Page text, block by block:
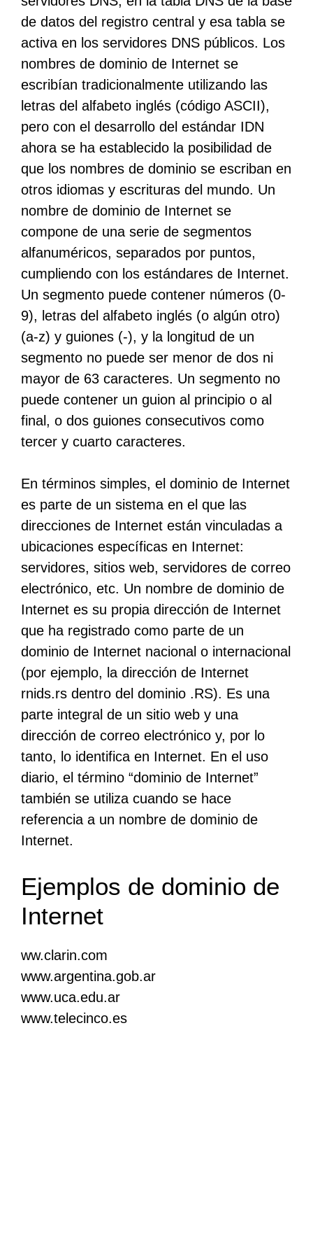
de datos del registro central y esa tabla se
activa en los servidores DNS públicos. Los
nombres de dominio de Internet se
escribían tradicionalmente utilizando las
letras del alfabeto inglés (código ASCII),
pero con el desarrollo del estándar IDN
ahora se ha establecido la posibilidad de
que los nombres de dominio se escriban en
otros idiomas y escrituras del mundo. Un
nombre de dominio de Internet se
compone de una serie de segmentos
alfanuméricos, separados por puntos,
cumpliendo con los estándares de Internet.
Un segmento puede contener números (0-
9), letras del alfabeto inglés (o algún otro)
(a-z) y guiones (-), y la longitud de un
segmento no puede ser menor de dos ni
mayor de 63 caracteres. Un segmento no
puede contener un guion al principio o al
final, o dos guiones consecutivos como
tercer y cuarto caracteres.
En términos simples, el dominio de Internet
es parte de un sistema en el que las
direcciones de Internet están vinculadas a
ubicaciones específicas en Internet:
servidores, sitios web, servidores de correo
electrónico, etc. Un nombre de dominio de
Internet es su propia dirección de Internet
que ha registrado como parte de un
dominio de Internet nacional o internacional
(por ejemplo, la dirección de Internet
rnids.rs dentro del dominio .RS). Es una
parte integral de un sitio web y una
dirección de correo electrónico y, por lo
tanto, lo identifica en Internet. En el uso
diario, el término “dominio de Internet”
también se utiliza cuando se hace
referencia a un nombre de dominio de
Internet.
Ejemplos de dominio de
Internet
ww.clarin.com
www.argentina.gob.ar
www.uca.edu.ar
www.telecinco.es